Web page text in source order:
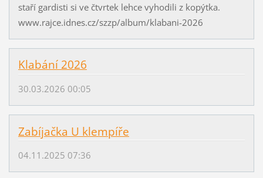
staří gardisti si ve čtvrtek lehce vyhodili z kopýtka.
www.rajce.idnes.cz/szzp/album/klabani-2026
Klabání 2026
30.03.2026 00:05
Zabíjačka U klempíře
04.11.2025 07:36